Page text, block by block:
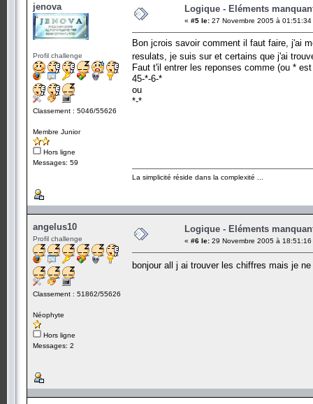
jenova
Profil challenge
Classement : 5046/55626
Membre Junior
Hors ligne
Messages: 59
Logique - Eléments
« #5 le: 27 Novembre 2005 à 01:51:34
Bon jcrois savoir comment il faut faire, j'ai
resulats, je suis sur et certains que j'ai
Faut t'il entrer les reponses comme (ou *
45-*-6-*
ou
*-*
La simplicité réside dans la complexité ...
angelus10
Profil challenge
Classement : 51862/55626
Néophyte
Hors ligne
Messages: 2
Logique - Eléments
« #6 le: 29 Novembre 2005 à 18:51:16
bonjour all j ai trouver les chiffres mais je